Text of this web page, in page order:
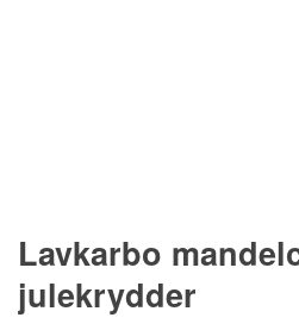
Lavkarbo
julekrydder